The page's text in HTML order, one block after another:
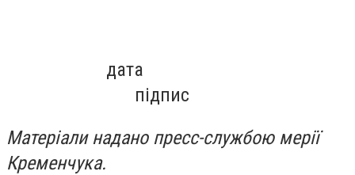
дата
підпис
Матеріали надано пресс-службою мерії
Кременчука.